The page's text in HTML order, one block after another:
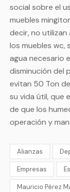
social sobre el
muebles
decir, no
los muebles wc,
agua necesario
disminución del
evitan 50 Ton
su vida útil, que
de que los
operación y
Alianzas
Empresas
Mauricio Pérez